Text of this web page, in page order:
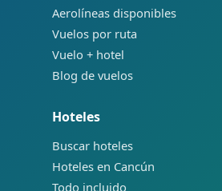
Aerolíneas disponibles
Vuelos por ruta
Vuelo + hotel
Blog de vuelos
Hoteles
Buscar hoteles
Hoteles en Cancún
Todo incluido